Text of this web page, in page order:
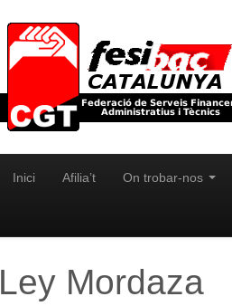
Inici Afilia’t On trobar-nos
Ley Mordaza